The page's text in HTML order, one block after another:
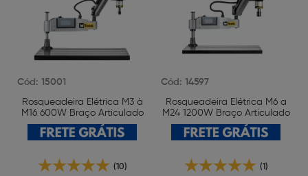
Cód: 15001
Rosqueadeira Elétrica M3 à
M16 600W Braço Articulado
Wtools
(10)
Cód: 14597
Rosqueadeira Elétrica M6 a
M24 1200W Braço Articulado
Wtools
(1)